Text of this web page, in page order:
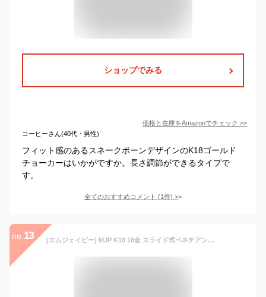
ショップでみる
価格と在庫をAmazonでチェック >>
コーヒーさん(40代・男性)
フィット感のあるスネークボーンデザインのK18ゴールド
チョーカーはいかがですか。長さ調節ができるタイプで
す。
全てのおすすめコメント (1件) >
no. 13 [エムジェイピー] MJP K18 18金 スライド式ベネチアンチェーンネックレス 幅約1.4ｍｍ/長さ約50ｃｍ 日本製 MNC005